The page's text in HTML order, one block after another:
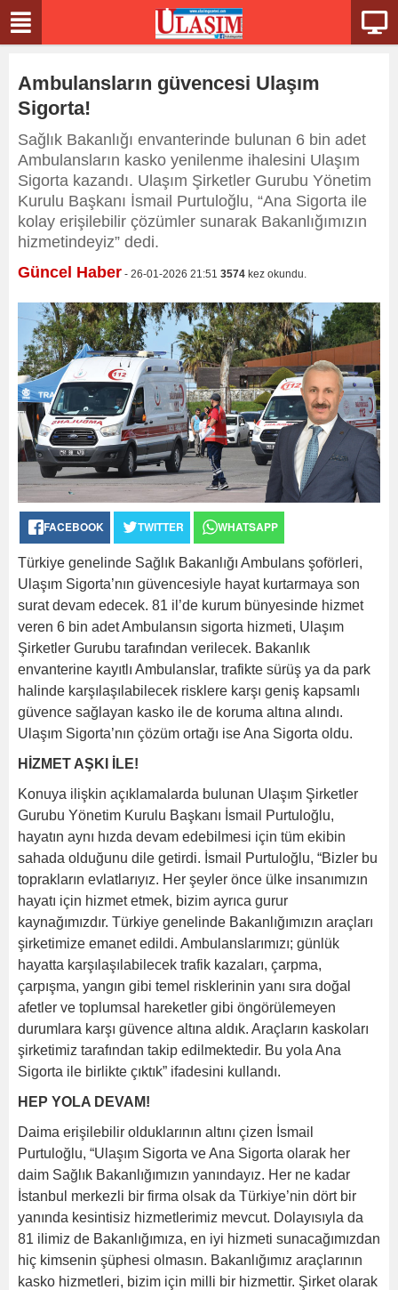
Ambulansların güvencesi Ulaşım
Sigorta!
Sağlık Bakanlığı envanterinde bulunan 6 bin adet
Ambulansların kasko yenilenme ihalesini Ulaşım
Sigorta kazandı. Ulaşım Şirketler Gurubu Yönetim
Kurulu Başkanı İsmail Purtuloğlu, “Ana Sigorta ile
kolay erişilebilir çözümler sunarak Bakanlığımızın
hizmetindeyiz” dedi.
Güncel Haber - 26-01-2026 21:51 3574 kez okundu.
FACEBOOK TWITTER WHATSAPP
Türkiye genelinde Sağlık Bakanlığı Ambulans şoförleri,
Ulaşım Sigorta’nın güvencesiyle hayat kurtarmaya son
surat devam edecek. 81 il’de kurum bünyesinde hizmet
veren 6 bin adet Ambulansın sigorta hizmeti, Ulaşım
Şirketler Gurubu tarafından verilecek. Bakanlık
envanterine kayıtlı Ambulanslar, trafikte sürüş ya da park
halinde karşılaşılabilecek risklere karşı geniş kapsamlı
güvence sağlayan kasko ile de koruma altına alındı.
Ulaşım Sigorta’nın çözüm ortağı ise Ana Sigorta oldu.
HİZMET AŞKI İLE!
Konuya ilişkin açıklamalarda bulunan Ulaşım Şirketler
Gurubu Yönetim Kurulu Başkanı İsmail Purtuloğlu,
hayatın aynı hızda devam edebilmesi için tüm ekibin
sahada olduğunu dile getirdi. İsmail Purtuloğlu, “Bizler bu
toprakların evlatlarıyız. Her şeyler önce ülke insanımızın
hayatı için hizmet etmek, bizim ayrıca gurur
kaynağımızdır. Türkiye genelinde Bakanlığımızın araçları
şirketimize emanet edildi. Ambulanslarımızı; günlük
hayatta karşılaşılabilecek trafik kazaları, çarpma,
çarpışma, yangın gibi temel risklerinin yanı sıra doğal
afetler ve toplumsal hareketler gibi öngörülemeyen
durumlara karşı güvence altına aldık. Araçların kaskoları
şirketimiz tarafından takip edilmektedir. Bu yola Ana
Sigorta ile birlikte çıktık” ifadesini kullandı.
HEP YOLA DEVAM!
Daima erişilebilir olduklarının altını çizen İsmail
Purtuloğlu, “Ulaşım Sigorta ve Ana Sigorta olarak her
daim Sağlık Bakanlığımızın yanındayız. Her ne kadar
İstanbul merkezli bir firma olsak da Türkiye’nin dört bir
yanında kesintisiz hizmetlerimiz mevcut. Dolayısıyla da
81 ilimiz de Bakanlığımıza, en iyi hizmeti sunacağımızdan
hiç kimsenin şüphesi olmasın. Bakanlığımız araçlarının
kasko hizmetleri, bizim için milli bir hizmettir. Şirket olarak